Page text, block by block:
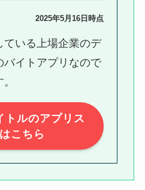
2025年5月16日時点
ている上場企業のデ
バイトアプリなので
トルのアプリス
こちら